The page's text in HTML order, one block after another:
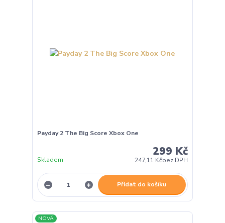
Payday 2 The Big Score Xbox One
299 Kč
247,11 Kčbez DPH
Skladem
Přidat do košíku
NOVÁ